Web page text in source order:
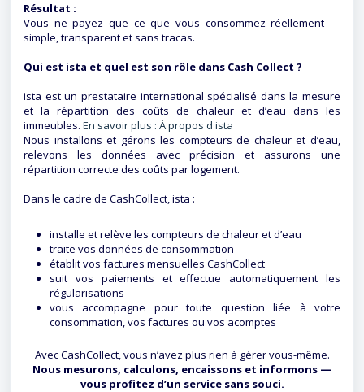
Résultat :
Vous ne payez que ce que vous consommez réellement —
simple, transparent et sans tracas.
Qui est ista et quel est son rôle dans Cash Collect ?
ista est un prestataire international spécialisé dans la mesure
et la répartition des coûts de chaleur et d’eau dans les
immeubles. En savoir plus : À propos d'ista
Nous installons et gérons les compteurs de chaleur et d’eau,
relevons les données avec précision et assurons une
répartition correcte des coûts par logement.
Dans le cadre de CashCollect, ista :
installe et relève les compteurs de chaleur et d’eau
traite vos données de consommation
établit vos factures mensuelles CashCollect
suit vos paiements et effectue automatiquement les
régularisations
vous accompagne pour toute question liée à votre
consommation, vos factures ou vos acomptes
Avec CashCollect, vous n’avez plus rien à gérer vous-même.
Nous mesurons, calculons, encaissons et informons —
vous profitez d’un service sans souci.